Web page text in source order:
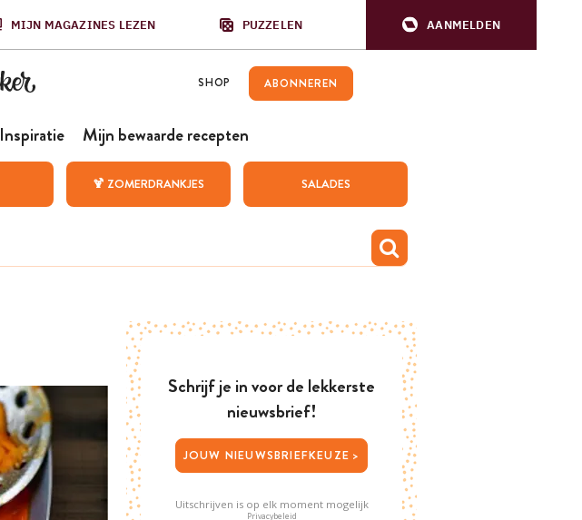
MIJN MAGAZINES LEZEN PUZZELEN AANMELDEN
SHOP ABONNEREN
Inspiratie Mijn bewaarde recepten
🍹 ZOMERDRANKJES SALADES
Schrijf je in voor de lekkerste
nieuwsbrief!
JOUW NIEUWSBRIEFKEUZE >
Uitschrijven is op elk moment mogelijk
Privacybeleid